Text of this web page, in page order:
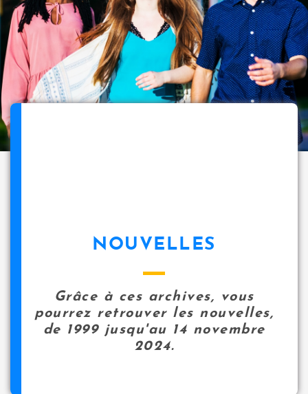
NOUVELLES
Grâce à ces archives, vous
pourrez retrouver les nouvelles,
de 1999 jusqu'au 14 novembre
2024.